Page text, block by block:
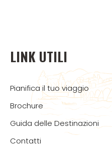
LINK UTILI
Pianifica il tuo viaggio
Brochure
Guida delle Destinazioni
Contatti